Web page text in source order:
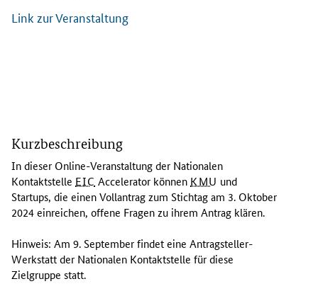
Link zur Veranstaltung
d
i
e
s
e
O
n
l
Kurzbeschreibung
In dieser Online-Veranstaltung der Nationalen
Kontaktstelle EIC Accelerator können KMU und
Startups, die einen Vollantrag zum Stichtag am 3. Oktober
2024 einreichen, offene Fragen zu ihrem Antrag klären.
Hinweis: Am 9. September findet eine Antragsteller-
Werkstatt der Nationalen Kontaktstelle für diese
Zielgruppe statt.